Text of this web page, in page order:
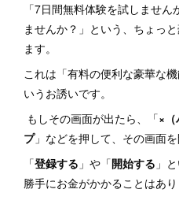
「7日間無料体験を試しませ
ませんか？」という、ちょっ
ます。
これは「有料の便利な豪華な
いうお誘いです。
もしその画面が出たら、「×（
プ」などを押して、その画面を
「登録する 」や「開始する 」
勝手にお金がかかることはあり